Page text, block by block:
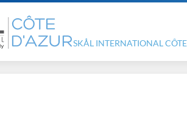
SKÅL INTERNATIONAL